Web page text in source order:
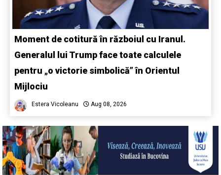
Moment de cotitură în războiul cu Iranul.
Generalul lui Trump face toate calculele
pentru „o victorie simbolică” în Orientul
Mijlociu
Estera Vicoleanu Aug 08, 2026